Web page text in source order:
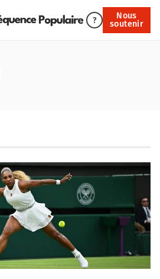
?
Nous
soutenir
Nous soutenir